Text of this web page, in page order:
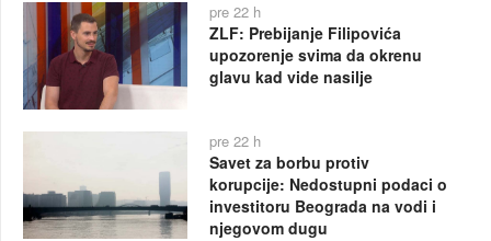
pre 22 h
ZLF: Prebijanje Filipovića
upozorenje svima da okrenu
glavu kad vide nasilje
pre 22 h
Savet za borbu protiv
korupcije: Nedostupni podaci o
investitoru Beograda na vodi i
njegovom dugu